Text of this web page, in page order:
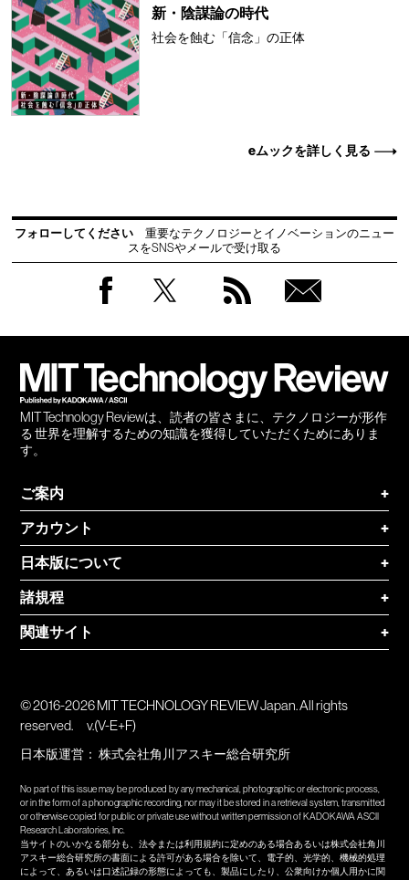
新・陰謀論の時代
社会を蝕む「信念」の正体
eムックを詳しく見る
フォローしてください
重要なテクノロジーとイノベーションのニュー
スをSNSやメールで受け取る
MIT Technology Reviewは、読者の皆さまに、テクノロジーが形作
る 世界を理解するための知識を獲得していただくためにありま
す。
ご案内
+
アカウント
+
日本版について
+
諸規程
+
関連サイト
+
© 2016-2026 MIT TECHNOLOGY REVIEW Japan. All rights
reserved.
v.(V-E+F)
日本版運営：株式会社角川アスキー総合研究所
No part of this issue may be produced by any mechanical, photographic or electronic process,
or in the form of a phonographic recording, nor may it be stored in a retrieval system, transmitted
or otherwise copied for public or private use without written permission of KADOKAWA ASCII
Research Laboratories, Inc.
当サイトのいかなる部分も、法令または利用規約に定めのある場合あるいは株式会社角川
アスキー総合研究所の書面による許可がある場合を除いて、電子的、光学的、機械的処理
によって、あるいは口述記録の形態によっても、製品にしたり、公衆向けか個人用かに関